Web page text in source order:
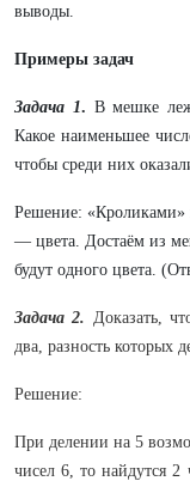
выводы.
Примеры задач
Задача 1. В мешке
Какое наименьшее
чтобы среди них
Решение: «Кроликами»
— цвета. Достаём из
будут одного цвета.
Задача 2. Доказать,
два, разность которых
Решение:
При делении на 5
чисел 6, то найдутся 2